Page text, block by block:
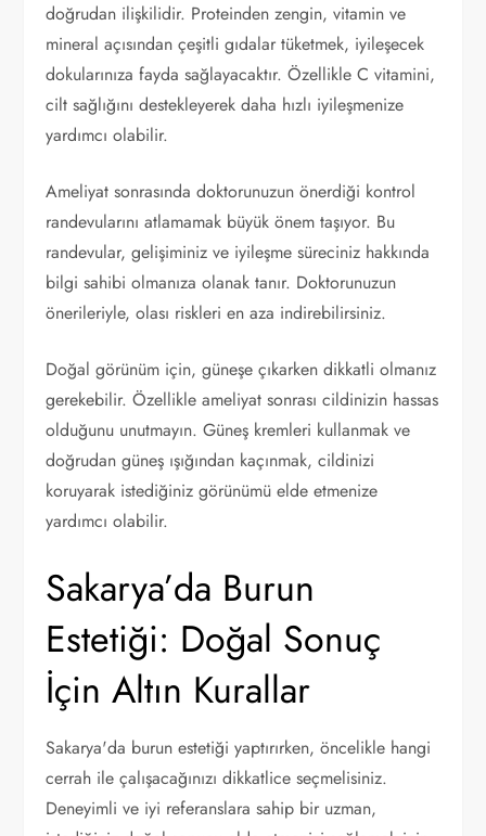
doğrudan ilişkilidir. Proteinden zengin, vitamin ve
mineral açısından çeşitli gıdalar tüketmek, iyileşecek
dokularınıza fayda sağlayacaktır. Özellikle C vitamini,
cilt sağlığını destekleyerek daha hızlı iyileşmenize
yardımcı olabilir.
Ameliyat sonrasında doktorunuzun önerdiği kontrol
randevularını atlamamak büyük önem taşıyor. Bu
randevular, gelişiminiz ve iyileşme süreciniz hakkında
bilgi sahibi olmanıza olanak tanır. Doktorunuzun
önerileriyle, olası riskleri en aza indirebilirsiniz.
Doğal görünüm için, güneşe çıkarken dikkatli olmanız
gerekebilir. Özellikle ameliyat sonrası cildinizin hassas
olduğunu unutmayın. Güneş kremleri kullanmak ve
doğrudan güneş ışığından kaçınmak, cildinizi
koruyarak istediğiniz görünümü elde etmenize
yardımcı olabilir.
Sakarya’da Burun
Estetiği: Doğal Sonuç
İçin Altın Kurallar
Sakarya'da burun estetiği yaptırırken, öncelikle hangi
cerrah ile çalışacağınızı dikkatlice seçmelisiniz.
Deneyimli ve iyi referanslara sahip bir uzman,